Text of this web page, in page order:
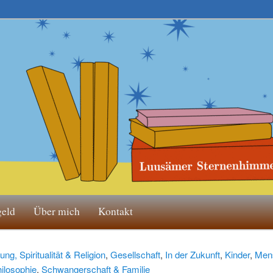
Über mich Kontakt
Spiritualität & Religion, Gesellschaft, In der Zukunft, Kinder,
, Schwangerschaft & Familie